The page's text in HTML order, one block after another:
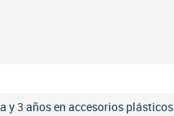
y 3 años en accesorios plásticos